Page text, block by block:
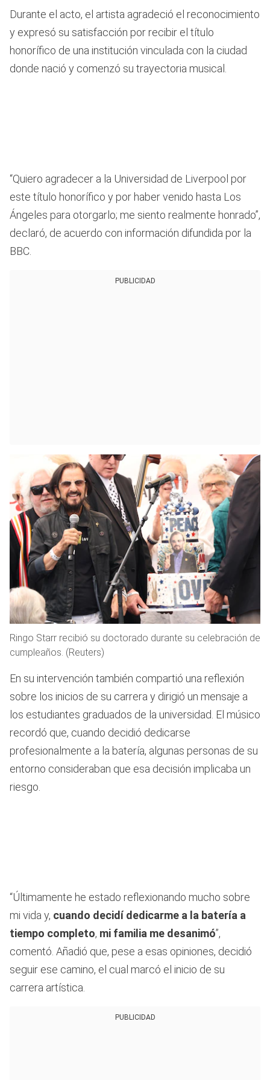
Durante el acto, el artista agradeció el reconocimiento
y expresó su satisfacción por recibir el título
honorífico de una institución vinculada con la ciudad
donde nació y comenzó su trayectoria musical.
“Quiero agradecer a la Universidad de Liverpool por
este título honorífico y por haber venido hasta Los
Ángeles para otorgarlo; me siento realmente honrado”,
declaró, de acuerdo con información difundida por la
BBC.
PUBLICIDAD
Ringo Starr recibió su doctorado durante su celebración de
cumpleaños. (Reuters)
En su intervención también compartió una reflexión
sobre los inicios de su carrera y dirigió un mensaje a
los estudiantes graduados de la universidad. El músico
recordó que, cuando decidió dedicarse
profesionalmente a la batería, algunas personas de su
entorno consideraban que esa decisión implicaba un
riesgo.
“Últimamente he estado reflexionando mucho sobre
mi vida y, cuando decidí dedicarme a la batería a
tiempo completo, mi familia me desanimó”,
comentó. Añadió que, pese a esas opiniones, decidió
seguir ese camino, el cual marcó el inicio de su
carrera artística.
PUBLICIDAD